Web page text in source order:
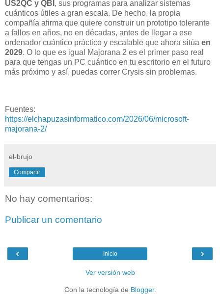
US2QC y QBI , sus programas para analizar sistemas
cuánticos útiles a gran escala. De hecho, la propia
compañía afirma que quiere construir un prototipo tolerante
a fallos en años, no en décadas, antes de llegar a ese
ordenador cuántico práctico y escalable que ahora sitúa en
2029. O lo que es igual Majorana 2 es el primer paso real
para que tengas un PC cuántico en tu escritorio en el futuro
más próximo y así, puedas correr Crysis sin problemas.
Fuentes:
https://elchapuzasinformatico.com/2026/06/microsoft-
majorana-2/
el-brujo
Compartir
No hay comentarios:
Publicar un comentario
‹ ›
Inicio
Ver versión web
Con la tecnología de Blogger.